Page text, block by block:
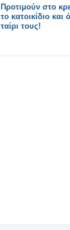
Προτιμούν στο
το κατοικίδιο και
ταίρι τους!